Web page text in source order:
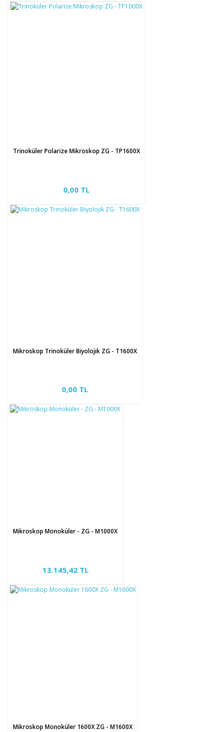
Trinoküler Polarize Mikroskop ZG - TP1600X
0,00 TL
Mikroskop Trinoküler Biyolojik ZG - T1600X
0,00 TL
Mikroskop Monoküler - ZG - M1000X
13.145,42 TL
Mikroskop Monoküler 1600X ZG - M1600X